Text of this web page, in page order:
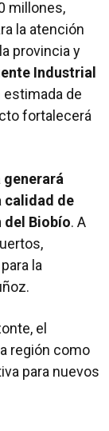
millones,
la atención
provincia y
Industrial
estimada de
fortalecerá
generará
calidad de
del Biobío. A
la
el
región como
para nuevos